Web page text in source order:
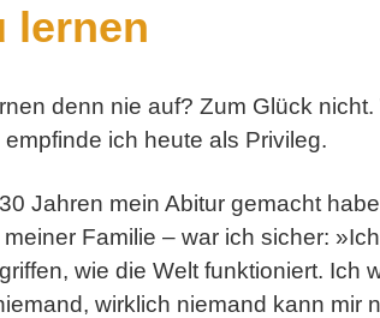
lernen
denn nie auf? Zum Glück nicht.
ich heute als Privileg.
Jahren mein Abitur gemacht
Familie – war ich sicher:
wie die Welt funktioniert. Ich
wirklich niemand kann mir